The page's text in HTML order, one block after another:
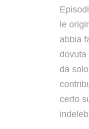
le
abbia
dovuta
da
certo